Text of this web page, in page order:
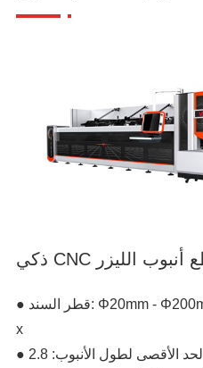
● قطر السند: Φ20mm - Φ200mm ؛ □ 20 x x x x x x x x x x x
x
● الحد الأقصى لطول الأنبوب: 2.8